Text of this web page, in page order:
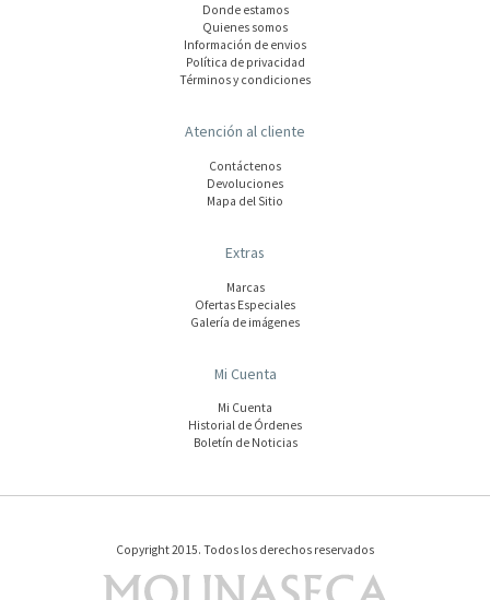
Donde estamos
Quienes somos
Información de envios
Polí­tica de privacidad
Términos y condiciones
Atención al cliente
Contáctenos
Devoluciones
Mapa del Sitio
Extras
Marcas
Ofertas Especiales
Galería de imágenes
Mi Cuenta
Mi Cuenta
Historial de Órdenes
Boletín de Noticias
Copyright 2015. Todos los derechos reservados